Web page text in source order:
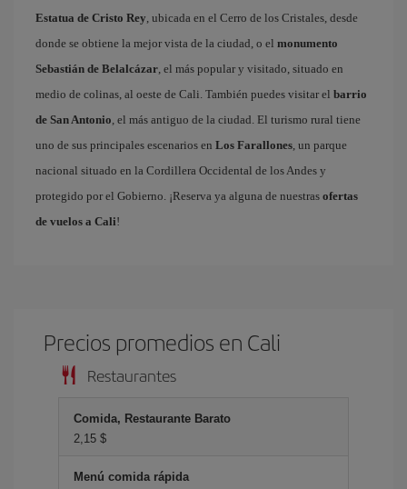
Estatua de Cristo Rey, ubicada en el Cerro de los Cristales, desde
donde se obtiene la mejor vista de la ciudad, o el monumento
Sebastián de Belalcázar, el más popular y visitado, situado en
medio de colinas, al oeste de Cali. También puedes visitar el barrio
de San Antonio, el más antiguo de la ciudad. El turismo rural tiene
uno de sus principales escenarios en Los Farallones, un parque
nacional situado en la Cordillera Occidental de los Andes y
protegido por el Gobierno. ¡Reserva ya alguna de nuestras ofertas
de vuelos a Cali!
Precios promedios en Cali
Restaurantes
Comida, Restaurante Barato
2,15 $
Menú comida rápida